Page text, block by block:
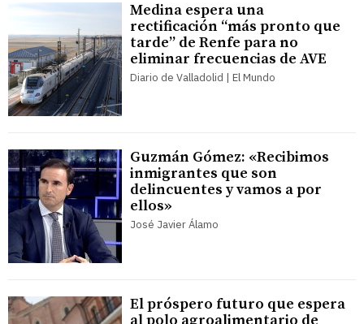
Medina espera una
rectificación “más pronto que
tarde” de Renfe para no
eliminar frecuencias de AVE
Diario de Valladolid | El Mundo
Guzmán Gómez: «Recibimos
inmigrantes que son
delincuentes y vamos a por
ellos»
José Javier Álamo
El próspero futuro que espera